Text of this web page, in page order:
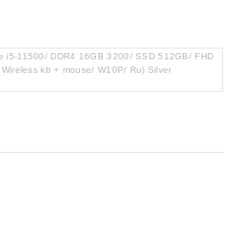
i5-11500/ DDR4 16GB 3200/ SSD 512GB/ FHD
kb + mouse/ W10P/ Ru) Silver